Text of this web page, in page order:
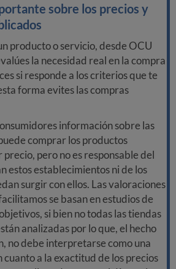
sobre los precios y
producto o servicio, desde OCU
la necesidad real en la compra
si responde a los criterios que te
forma evites las compras
información sobre las
comprar los productos
pero no es responsable del
estos establecimientos ni de los
surgir con ellos. Las valoraciones
se basan en estudios de
si bien no todas las tiendas
analizadas por lo que, el hecho
no debe interpretarse como una
cuanto a la exactitud de los precios